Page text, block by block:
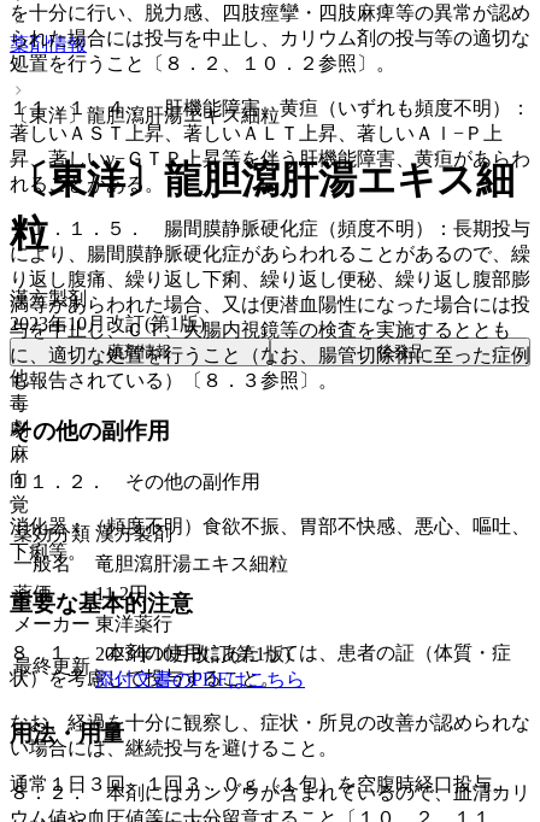
を十分に行い、脱力感、四肢痙攣・四肢麻痺等の異常が認め
られた場合には投与を中止し、カリウム剤の投与等の適切な
処置を行うこと〔８．２、１０．２参照〕。
１１．１．４． 肝機能障害、黄疸（いずれも頻度不明）：
著しいＡＳＴ上昇、著しいＡＬＴ上昇、著しいＡｌ−Ｐ上
昇、著しいγ−ＧＴＰ上昇等を伴う肝機能障害、黄疸があらわ
れることがある。
１１．１．５． 腸間膜静脈硬化症（頻度不明）：長期投与
により、腸間膜静脈硬化症があらわれることがあるので、繰
り返し腹痛、繰り返し下痢、繰り返し便秘、繰り返し腹部膨
満等があらわれた場合、又は便潜血陽性になった場合には投
与を中止し、ＣＴ、大腸内視鏡等の検査を実施するととも
に、適切な処置を行うこと（なお、腸管切除術に至った症例
も報告されている）〔８．３参照〕。
その他の副作用
１１．２． その他の副作用
消化器：（頻度不明）食欲不振、胃部不快感、悪心、嘔吐、
下痢等。
重要な基本的注意
８．１． 本剤の使用にあたっては、患者の証（体質・症
状）を考慮して投与すること。
なお、経過を十分に観察し、症状・所見の改善が認められな
い場合には、継続投与を避けること。
８．２． 本剤にはカンゾウが含まれているので、血清カリ
薬剤情報
〔東洋〕龍胆瀉肝湯エキス細粒
〔東洋〕龍胆瀉肝湯エキス細
粒
漢方製剤
2023年10月改訂(第1版)
薬剤情報 後発品
他
毒
劇
麻
向
覚
薬効分類 漢方製剤
一般名
竜胆瀉肝湯エキス細粒
薬価
11.2円
メーカー 東洋薬行
最終更新
2023年10月改訂(第1版)
添付文書のPDFはこちら
用法・用量
通常１日３回 １回３．０ｇ（１包）を空腹時経口投与。